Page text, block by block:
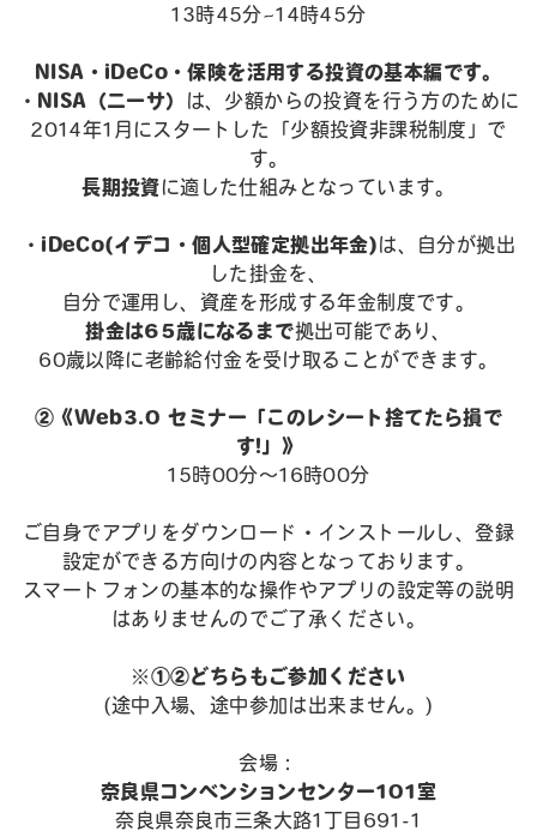
13時45分~14時45分
NISA・iDeCo・保険を活用する投資の基本編です。
・ NISA（ニーサ）
は、少額からの投資を行う方のために
2014年1月にスタートした「少額投資非課税制度」で
す。
長期投資に適した仕組みとなっています。
・ iDeCo(イデコ・個人型確定拠出年金)は、自分が拠出
した掛金を、
自分で運用し、資産を形成する年金制度です。
掛金は65歳になるまで拠出可能であり、
60歳以降に老齢給付金を受け取ることができます。
②《Web3.0 セミナー「このレシート捨てたら損で
す!」》
15時00分～16時00分
ご自身でアプリをダウンロード・インストールし、登録
設定ができる方向けの内容となっております。
スマートフォンの基本的な操作やアプリの設定等の説明
はありませんのでご了承ください。
※①②どちらもご参加ください
(途中入場、途中参加は出来ません。)
会場：
奈良県コンベンションセンター101室
奈良県奈良市三条大路1丁目691-1